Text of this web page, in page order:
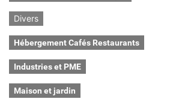
Divers
Hébergement Cafés Restaurants
Industries et PME
Maison et jardin